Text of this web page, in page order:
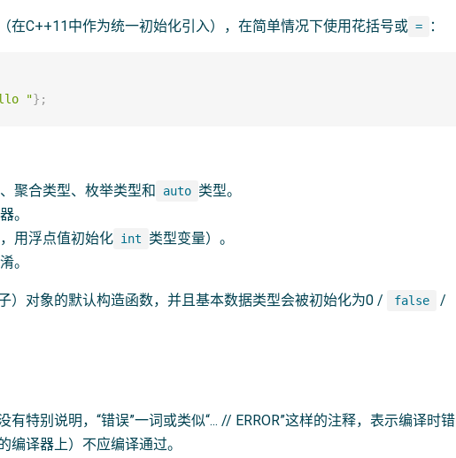
在C++11中作为统一初始化引入），在简单情况下使用花括号或 = ：
"} ;
聚合类型、枚举类型和 auto 类型。
。
用浮点值初始化 int
类型变量）。
。
）对象的默认构造函数，并且基本数据类型会被初始化为0 / false /
特别说明，“错误”一词或类似“... // ERROR”这样的注释，表示编译时错
编译器上）不应编译通过。